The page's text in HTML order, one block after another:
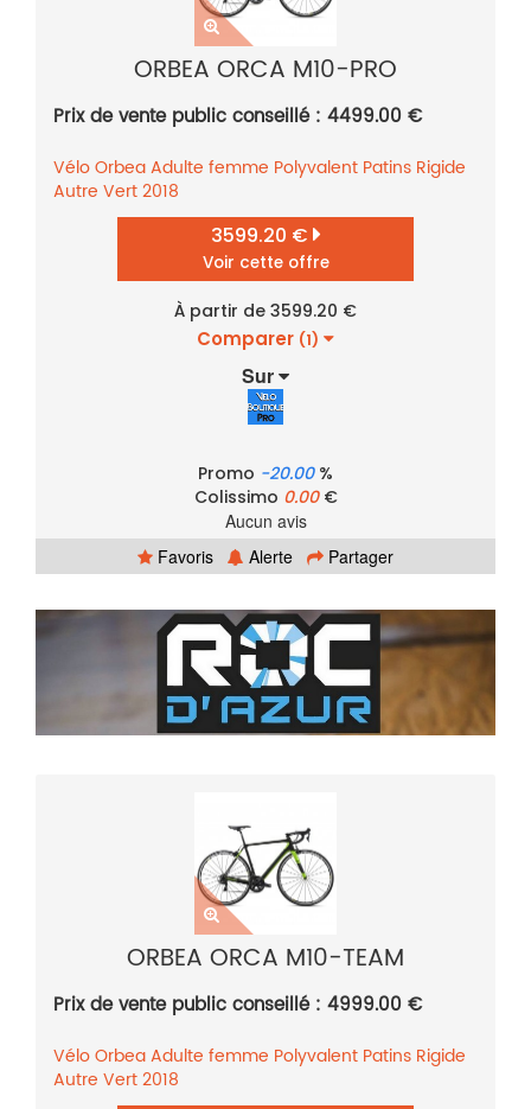
ORBEA ORCA M10-PRO
Prix de vente public conseillé : 4499.00 €
VéloOrbeaAdulte femme Polyvalent Patins Rigide
Autre Vert2018
3599.20 €
Voir cette offre
À partir de 3599.20 €
Comparer (1)
Sur
Promo -20.00%
Colissimo 0.00€
Aucun avis
Favoris
Alerte Partager
ORBEA ORCA M10-TEAM
Prix de vente public conseillé : 4999.00 €
VéloOrbeaAdulte femme Polyvalent Patins Rigide
Autre Vert2018